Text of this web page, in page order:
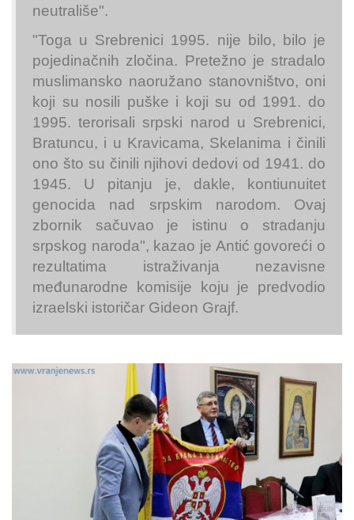
neutrališe".
"Toga u Srebrenici 1995. nije bilo, bilo je
pojedinačnih zločina. Pretežno je stradalo
muslimansko naoružano stanovništvo, oni
koji su nosili puške i koji su od 1991. do
1995. terorisali srpski narod u Srebrenici,
Bratuncu, i u Kravicama, Skelanima i činili
ono što su činili njihovi dedovi od 1941. do
1945. U pitanju je, dakle, kontiunuitet
genocida nad srpskim narodom. Ovaj
zbornik sačuvao je istinu o stradanju
srpskog naroda", kazao je Antić govoreći o
rezultatima istraživanja nezavisne
međunarodne komisije koju je predvodio
izraelski istoričar Gideon Grajf.